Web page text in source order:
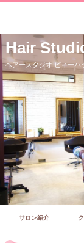
Hair
ヘアースタジオ ビィーハ
サロン紹介